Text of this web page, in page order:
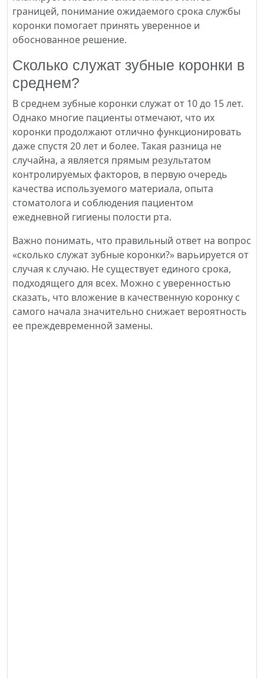
границей, понимание ожидаемого срока службы
коронки помогает принять уверенное и
обоснованное решение.
Сколько служат зубные коронки в
среднем?
В среднем зубные коронки служат от 10 до 15 лет.
Однако многие пациенты отмечают, что их
коронки продолжают отлично функционировать
даже спустя 20 лет и более. Такая разница не
случайна, а является прямым результатом
контролируемых факторов, в первую очередь
качества используемого материала, опыта
стоматолога и соблюдения пациентом
ежедневной гигиены полости рта.
Важно понимать, что правильный ответ на вопрос
«сколько служат зубные коронки?» варьируется от
случая к случаю. Не существует единого срока,
подходящего для всех. Можно с уверенностью
сказать, что вложение в качественную коронку с
самого начала значительно снижает вероятность
ее преждевременной замены.